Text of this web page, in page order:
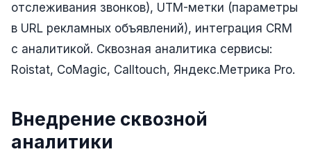
AI Агенты
SEO-ПРОДВИЖЕНИЕ
Юзабилити-аудит сайта
отслеживания звонков), UTM-метки (параметры
в URL рекламных объявлений), интеграция CRM
с аналитикой. Сквозная аналитика сервисы:
Roistat, CoMagic, Calltouch, Яндекс.Метрика Pro.
Внедрение сквозной
аналитики